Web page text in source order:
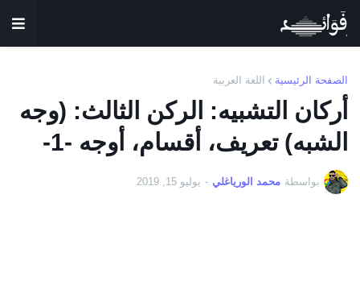
الصفحة الرئيسية اللغة العربية
أركان التشبيه: الركن الثالث: (وجه
الشبه) تعريف، أقسام، أوجه -1-
بواسطة محمد الورياغلي - يوليو 15, 2019